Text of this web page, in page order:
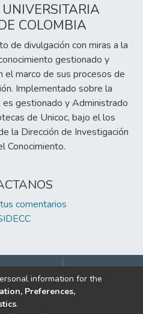
COLOMBIA
de divulgación con miras a la
gestionado y
el marco de sus procesos de
Implementado sobre la
gestionado y Administrado
de Unicoc, bajo el los
la Dirección de Investigación
Conocimiento.
comentarios
reservados.
information for the
Preferences,
.